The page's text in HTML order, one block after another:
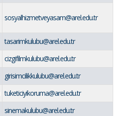
sosyalhizmetveyasam@arel.edu.tr
tasarimkulubu@arel.edu.tr
cizgifilmkulubu@arel.edu.tr
girisimcilikkulubu@arel.edu.tr
tuketiciyikoruma@arel.edu.tr
sinemakulubu@arel.edu.tr